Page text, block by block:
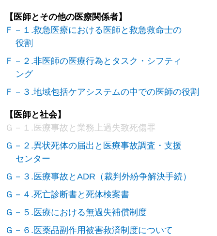
【医師とその他の医療関係者】
Ｆ－１.救急医療における医師と救急救命士の
役割
Ｆ－２.非医師の医療行為とタスク・シフティ
ング
Ｆ－３.地域包括ケアシステムの中での医師の役割
【医師と社会】
Ｇ－１.医療事故と業務上過失致死傷罪
Ｇ－２.異状死体の届出と医療事故調査・支援
センター
Ｇ－３.医療事故とADR（裁判外紛争解決手続）
Ｇ－４.死亡診断書と死体検案書
Ｇ－５.医療における無過失補償制度
Ｇ－６.医薬品副作用被害救済制度について